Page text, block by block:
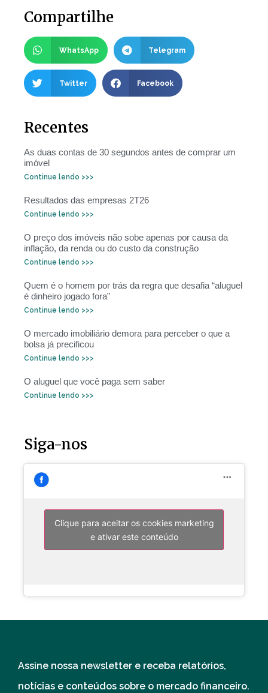
Compartilhe
WhatsApp Telegram
Twitter Facebook
Recentes
As duas contas de 30 segundos antes de comprar um
imóvel
Continue lendo >>>
Resultados das empresas 2T26
Continue lendo >>>
O preço dos imóveis não sobe apenas por causa da
inflação, da renda ou do custo da construção
Continue lendo >>>
Quem é o homem por trás da regra que desafia “aluguel
é dinheiro jogado fora”
Continue lendo >>>
O mercado imobiliário demora para perceber o que a
bolsa já precificou
Continue lendo >>>
O aluguel que você paga sem saber
Continue lendo >>>
Siga-nos
Clique para aceitar os cookies marketing
e ativar este conteúdo
Assine nossa newsletter e receba relatórios,
notícias e conteúdos sobre o mercado financeiro.